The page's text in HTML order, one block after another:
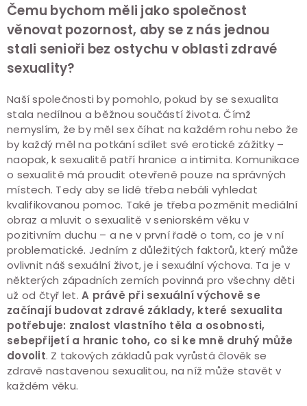
Čemu bychom měli jako společnost
věnovat pozornost, aby se z nás jednou
stali senioři bez ostychu v oblasti zdravé
sexuality?
Naší společnosti by pomohlo, pokud by se sexualita
stala nedílnou a běžnou součástí života. Čímž
nemyslím, že by měl sex číhat na každém rohu nebo že
by každý měl na potkání sdílet své erotické zážitky –
naopak, k sexualitě patří hranice a intimita. Komunikace
o sexualitě má proudit otevřeně pouze na správných
místech. Tedy aby se lidé třeba nebáli vyhledat
kvalifikovanou pomoc. Také je třeba pozměnit mediální
obraz a mluvit o sexualitě v seniorském věku v
pozitivním duchu – a ne v první řadě o tom, co je v ní
problematické. Jedním z důležitých faktorů, který může
ovlivnit náš sexuální život, je i sexuální výchova. Ta je v
některých západních zemích povinná pro všechny děti
už od čtyř let. A právě při sexuální výchově se
začínají budovat zdravé základy, které sexualita
potřebuje: znalost vlastního těla a osobnosti,
sebepřijetí a hranic toho, co si ke mně druhý může
dovolit. Z takových základů pak vyrůstá člověk se
zdravě nastavenou sexualitou, na níž může stavět v
každém věku.